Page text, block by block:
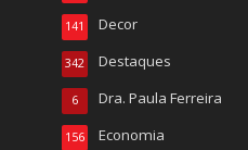
Decor
141
Destaques
342
Dra. Paula Ferreira
6
Economia
156